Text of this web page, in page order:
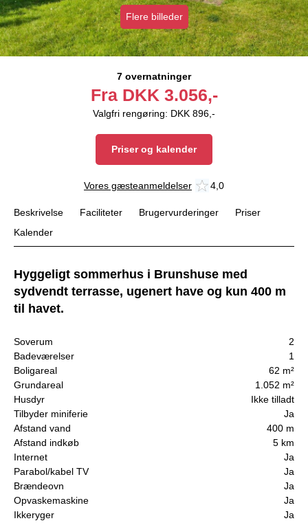
Flere billeder
7 overnatninger
Fra DKK 3.056,-
Valgfri rengøring: DKK 896,-
Priser og kalender
Vores gæsteanmeldelser 4,0
Beskrivelse Faciliteter Brugervurderinger
Priser
Kalender
Hyggeligt sommerhus i Brunshuse med
sydvendt terrasse, ugenert have og kun 400 m
til havet.
Soverum
2
Badeværelser
1
Boligareal
62 m²
Grundareal
1.052 m²
Husdyr
Ikke tilladt
Tilbyder miniferie
Ja
Afstand vand
400 m
Afstand indkøb
5 km
Internet
Ja
Parabol/kabel TV
Ja
Brændeovn
Ja
Opvaskemaskine
Ja
Ikkeryger
Ja